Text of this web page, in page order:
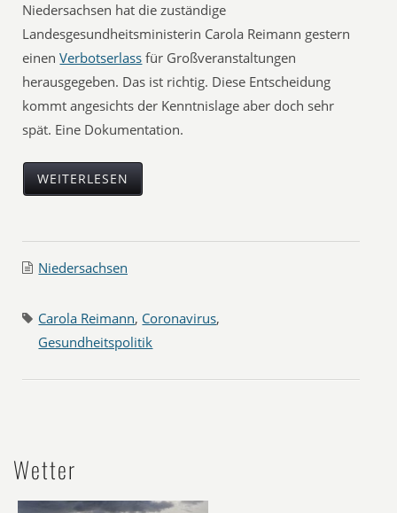
Niedersachsen hat die zuständige
Landesgesundheitsministerin Carola Reimann gestern
einenVerbotserlass für Großveranstaltungen
herausgegeben. Das ist richtig. Diese Entscheidung
kommt angesichts der Kenntnislage aber doch sehr
spät. Eine Dokumentation.
WEITERLESEN
Niedersachsen
Carola Reimann, Coronavirus,
Gesundheitspolitik
Wetter